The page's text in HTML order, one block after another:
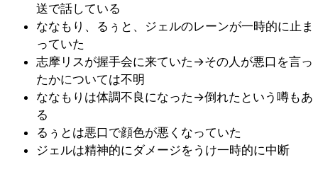
送で話している
ななもり、るぅと、ジェルのレーンが一時的に止ま
っていた
志摩リスが握手会に来ていた→その人が悪口を言っ
たかについては不明
ななもりは体調不良になった→倒れたという噂もあ
る
るぅとは悪口で顔色が悪くなっていた
ジェルは精神的にダメージをうけ一時的に中断